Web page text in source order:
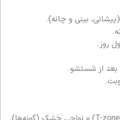
روز.
از شستشو.